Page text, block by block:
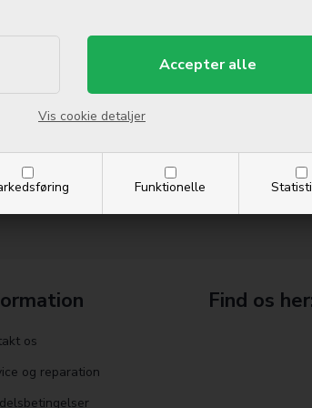
Funktionelle
Vis cookie detaljer
Side 1/1
os
og reparation
Find os